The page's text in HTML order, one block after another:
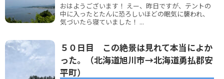
おはようございます！ えー、昨日ですが、テントの
中に入ったとたんに恐ろしいほどの眠気に襲われ、
気づいたら寝ていました！ ...
５０日目 この絶景は見れて本当によか
った。（北海道旭川市→北海道勇払郡安
平町）